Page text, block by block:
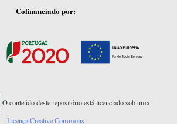
Cofinanciado por:
O conteúdo deste repositório está licenciado sob uma
Licença Creative Commons